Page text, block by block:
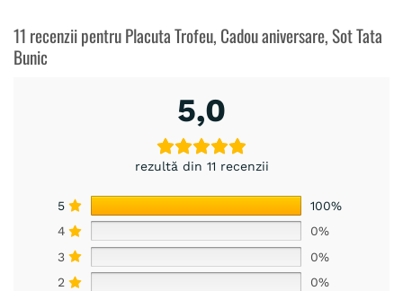
11 recenzii pentruPlacuta Trofeu, Cadou aniversare, Sot Tata
Bunic
5,0
rezultă din 11 recenzii
5
100%
4
0%
3
0%
2
0%